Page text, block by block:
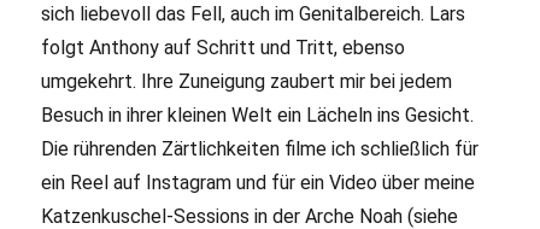
sich liebevoll das Fell, auch im Genitalbereich. Lars
folgt Anthony auf Schritt und Tritt, ebenso
umgekehrt. Ihre Zuneigung zaubert mir bei jedem
Besuch in ihrer kleinen Welt ein Lächeln ins Gesicht.
Die rührenden Zärtlichkeiten filme ich schließlich für
ein Reel auf Instagram und für ein Video über meine
Katzenkuschel-Sessions in der Arche Noah (siehe